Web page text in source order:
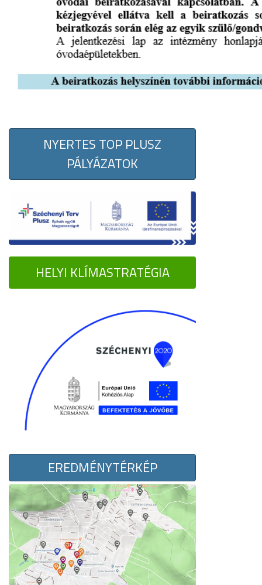
NYERTES TOP PLUSZ
PÁLYÁZATOK
HELYI KLÍMASTRATÉGIA
EREDMÉNYTÉRKÉP